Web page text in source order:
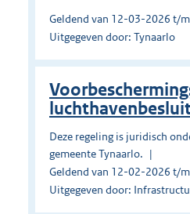
Geldend van 12-03-2026 t/
Uitgegeven door: Tynaarlo
Deze regeling is juridisch
gemeente Tynaarlo.
Geldend van 12-02-2026 t/
Uitgegeven door: